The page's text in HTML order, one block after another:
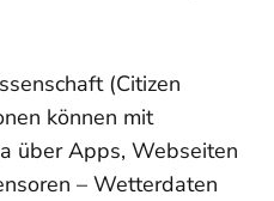
(Citizen
können mit
über Apps, Webseiten
– Wetterdaten